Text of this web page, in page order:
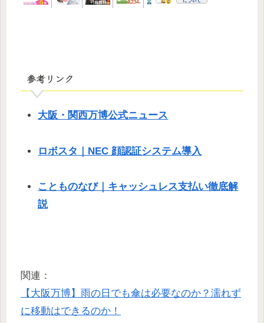
参考リンク
大阪・関西万博公式ニュース
ロボスタ｜NEC 顔認証システム導入
ことものなび｜キャッシュレス支払い徹底解
説
関連：
【大阪万博】雨の日でも傘は必要なのか？濡れず
に移動はできるのか！